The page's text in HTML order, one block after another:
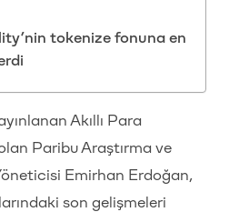
tokenize fonuna en
Akıllı Para
Paribu Araştırma ve
Emirhan Erdoğan,
son gelişmeleri